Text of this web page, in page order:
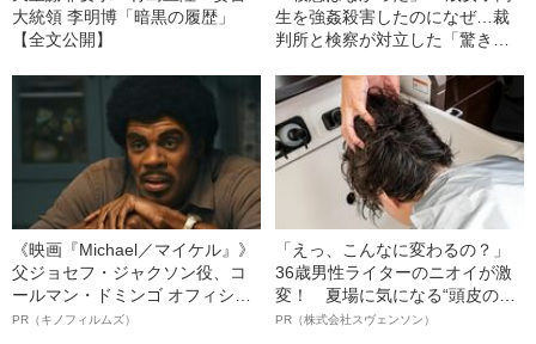
大統領 李明博「暗黒の履歴」
【全文公開】
生を強姦殺害したのになぜ…裁
判所と検察が対立した「驚きの
《映画『Michael／マイケル』》
父ジョセフ・ジャクソン役、コ
ールマン・ドミンゴ オフィシャ
ルインタビュー“観客を魅了した
PR（キノフィルムズ）
「えっ、こんなに変わるの？」
36歳男性ライターのニオイが激
変！ 夏場に気になる“頭皮のニ
オイ”や“ベタつき”を解消す
PR（株式会社スヴェンソン）